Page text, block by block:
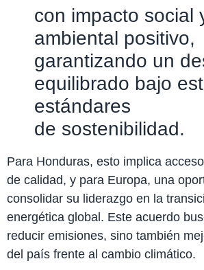
con impacto social
ambiental positivo,
garantizando un
equilibrado bajo
estándares
de sostenibilidad.
Para Honduras, esto implica
de calidad, y para Europa, una
consolidar su liderazgo en la
energética global. Este acuerdo
reducir emisiones, sino también
del país frente al cambio climático.